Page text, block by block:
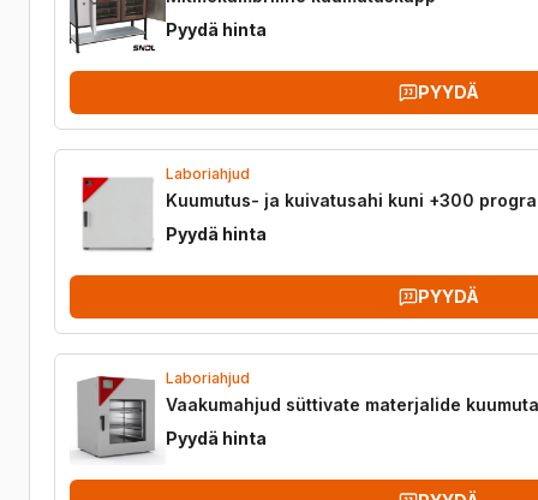
Pyydä hinta
PYYDÄ
Laboriahjud
Kuumutus- ja kuivatusahi kuni +300
Pyydä hinta
PYYDÄ
Laboriahjud
Vaakumahjud süttivate materjalide
Pyydä hinta